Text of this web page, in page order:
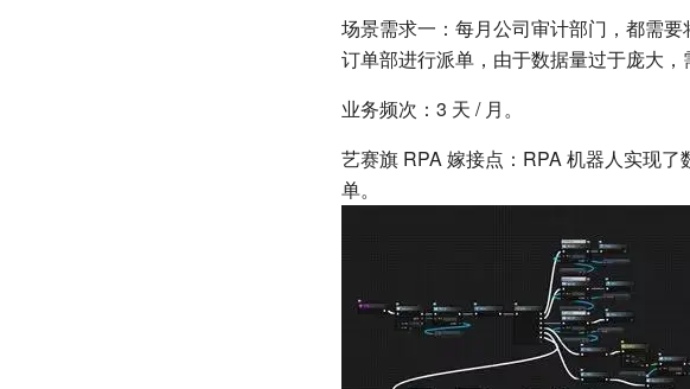
场景需求一：每月公司审计部门，都需
订单部进行派单，由于数据量过于庞大，
业务频次：3 天 / 月。
艺赛旗 RPA 嫁接点：RPA 机器人实现
单。